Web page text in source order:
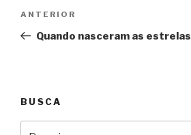
Post
Anterior
ANTERIOR
Quando nasceram as estrelas
BUSCA